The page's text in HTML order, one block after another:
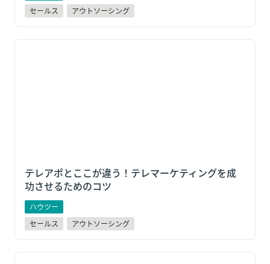
セールス
アウトソーシング
テレアポとここが違う！テレマーケティングを成功さ
テレアポとここが違う！テレマーケティングを成
功させるためのコツ
ハウツー
セールス
アウトソーシング
【2023年最新】チームで成果を出せる！リモートセー